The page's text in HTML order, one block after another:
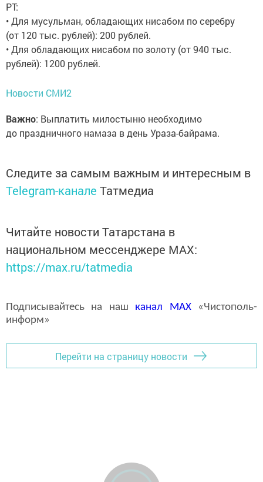
РТ:
• Для мусульман, обладающих нисабом по серебру
(от 120 тыс. рублей): 200 рублей.
• Для обладающих нисабом по золоту (от 940 тыс.
рублей): 1200 рублей.
Новости СМИ2
Важно: Выплатить милостыню необходимо
до праздничного намаза в день Ураза-байрама.
Следите за самым важным и интересным в
Telegram-канале Татмедиа
Читайте новости Татарстана в
национальном мессенджере MАХ:
https://max.ru/tatmedia
Подписывайтесь на наш канал MAX«Чистополь-
информ»
Перейти на страницу новости